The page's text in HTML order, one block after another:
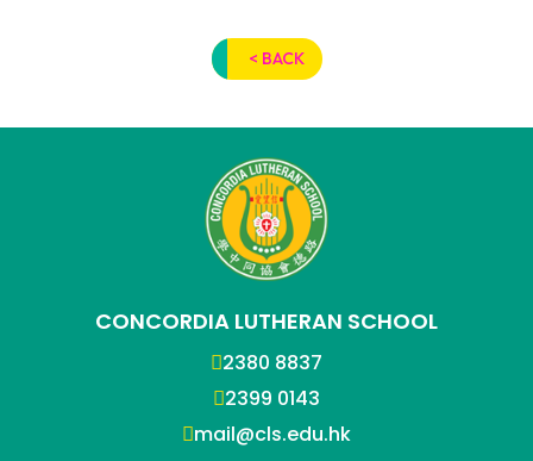
< BACK
CONCORDIA LUTHERAN SCHOOL
2380 8837
2399 0143
mail@cls.edu.hk